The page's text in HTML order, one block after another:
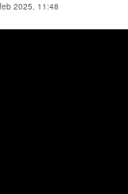
2025, 11:48